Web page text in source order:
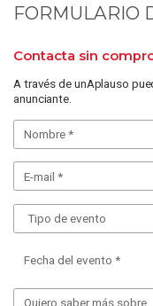
FORMULARIO
Contacta sin
A través de unAplauso
anunciante.
Fecha del evento *